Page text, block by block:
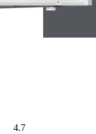
4.7